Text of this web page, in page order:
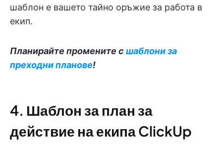
шаблон е вашето тайно оръжие за работа в
екип.
Планирайте промените с шаблони за
преходни планове!
4. Шаблон за план за
действие на екипа ClickUp